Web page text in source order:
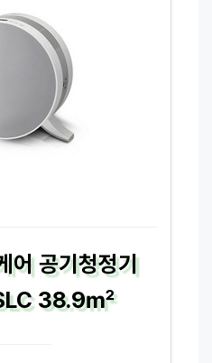
어 공기청정기
38.9㎡